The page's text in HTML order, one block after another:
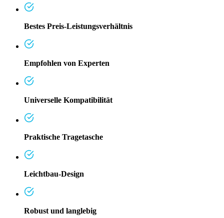
Bestes Preis-Leistungsverhältnis
Empfohlen von Experten
Universelle Kompatibilität
Praktische Tragetasche
Leichtbau-Design
Robust und langlebig